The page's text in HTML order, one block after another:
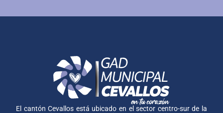
El cantón Cevallos está ubicado en el sector centro-sur de la